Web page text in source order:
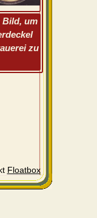
Bild, um
zu
Floatbox